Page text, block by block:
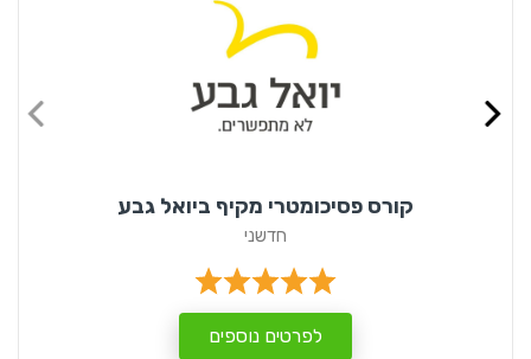
קורס פסיכומטרי מקיף ביואל גבע
חדשני
לפרטים נוספים